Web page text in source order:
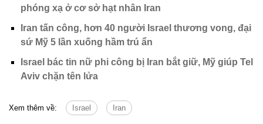
phóng xạ ở cơ sở hạt nhân Iran
Iran tấn công, hơn 40 người Israel thương vong, đại
sứ Mỹ 5 lần xuống hầm trú ẩn
Israel bác tin nữ phi công bị Iran bắt giữ, Mỹ giúp Tel
Aviv chặn tên lửa
Xem thêm về: Israel Iran